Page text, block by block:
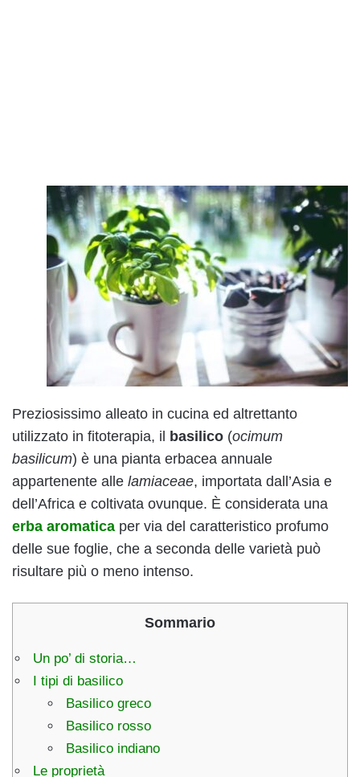
Preziosissimo alleato in cucina ed altrettanto
utilizzato in fitoterapia, il basilico (ocimum
basilicum) è una pianta erbacea annuale
appartenente alle lamiaceae, importata dall’Asia e
dell’Africa e coltivata ovunque. È considerata una
erba aromatica per via del caratteristico profumo
delle sue foglie, che a seconda delle varietà può
risultare più o meno intenso.
Sommario
Un po’ di storia…
I tipi di basilico
Basilico greco
Basilico rosso
Basilico indiano
Le proprietà